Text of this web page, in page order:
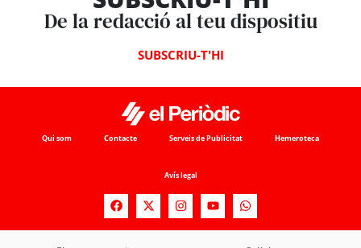
De la redacció al teu dispositiu
SUBSCRIU-T'HI
Qui som Contacte Serveis de Publicitat Hemeroteca
Avís legal